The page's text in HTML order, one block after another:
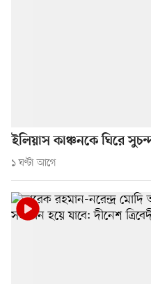
ইলিয়াস কাঞ্চনকে ঘিরে
১ ঘণ্টা আগে